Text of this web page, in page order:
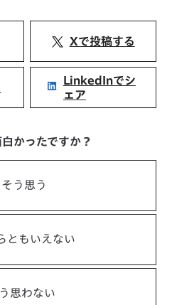
Xで投稿する
LinkedInでシ
ェア
かったですか？
そう思う
ともいえない
思わない